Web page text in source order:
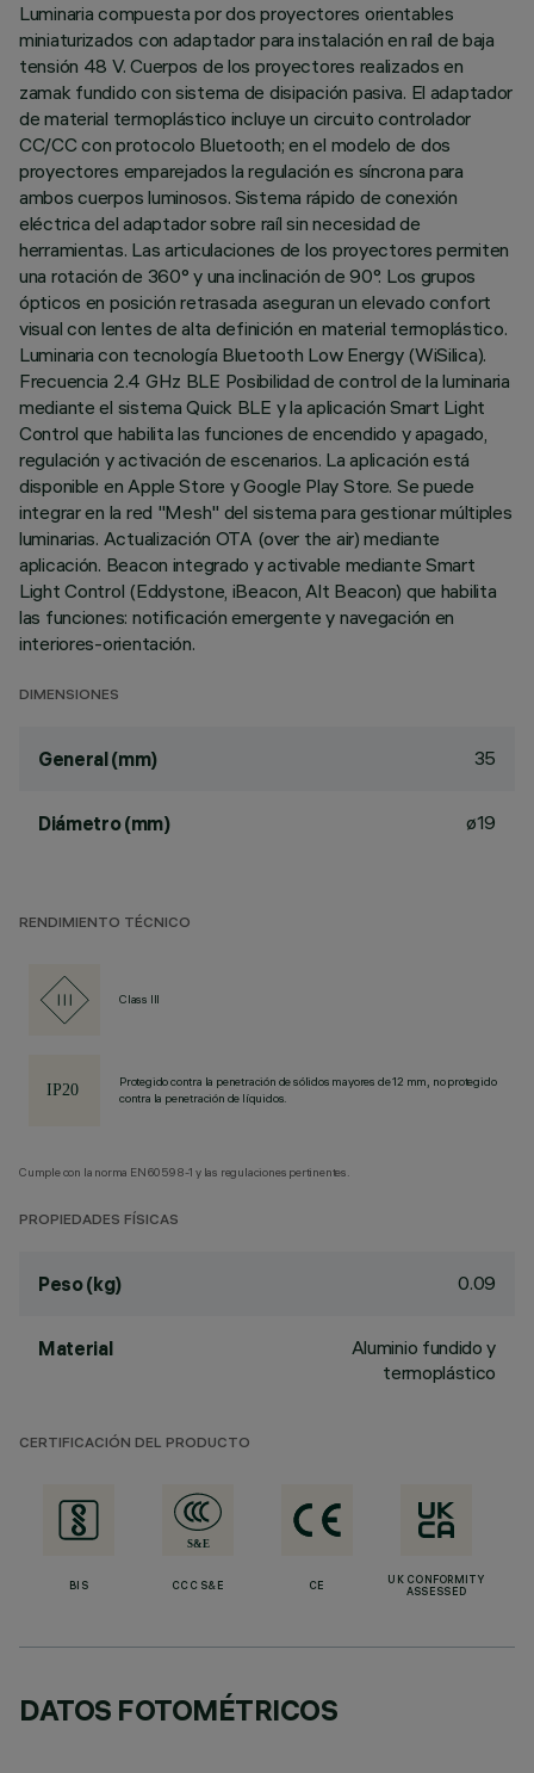
Luminaria compuesta por dos proyectores orientables
miniaturizados con adaptador para instalación en raíl de baja
tensión 48 V. Cuerpos de los proyectores realizados en
zamak fundido con sistema de disipación pasiva. El adaptador
de material termoplástico incluye un circuito controlador
CC/CC con protocolo Bluetooth; en el modelo de dos
proyectores emparejados la regulación es síncrona para
ambos cuerpos luminosos. Sistema rápido de conexión
eléctrica del adaptador sobre raíl sin necesidad de
herramientas. Las articulaciones de los proyectores permiten
una rotación de 360° y una inclinación de 90°. Los grupos
ópticos en posición retrasada aseguran un elevado confort
visual con lentes de alta definición en material termoplástico.
Luminaria con tecnología Bluetooth Low Energy (WiSilica).
Frecuencia 2.4 GHz BLE Posibilidad de control de la luminaria
mediante el sistema Quick BLE y la aplicación Smart Light
Control que habilita las funciones de encendido y apagado,
regulación y activación de escenarios. La aplicación está
disponible en Apple Store y Google Play Store. Se puede
integrar en la red "Mesh" del sistema para gestionar múltiples
luminarias. Actualización OTA (over the air) mediante
aplicación. Beacon integrado y activable mediante Smart
Light Control (Eddystone, iBeacon, Alt Beacon) que habilita
las funciones: notificación emergente y navegación en
interiores-orientación.
DIMENSIONES
General (mm) 35
Diámetro (mm) ø19
RENDIMIENTO TÉCNICO
Class III
Protegido contra la penetración de sólidos mayores de 12 mm, no protegido
contra la penetración de líquidos.
Cumple con la norma EN60598-1 y las regulaciones pertinentes.
PROPIEDADES FÍSICAS
Peso (kg) 0.09
Material
Aluminio fundido y
termoplástico
CERTIFICACIÓN DEL PRODUCTO
BIS CCC S&E CE
UK CONFORMITY
ASSESSED
DATOS FOTOMÉTRICOS